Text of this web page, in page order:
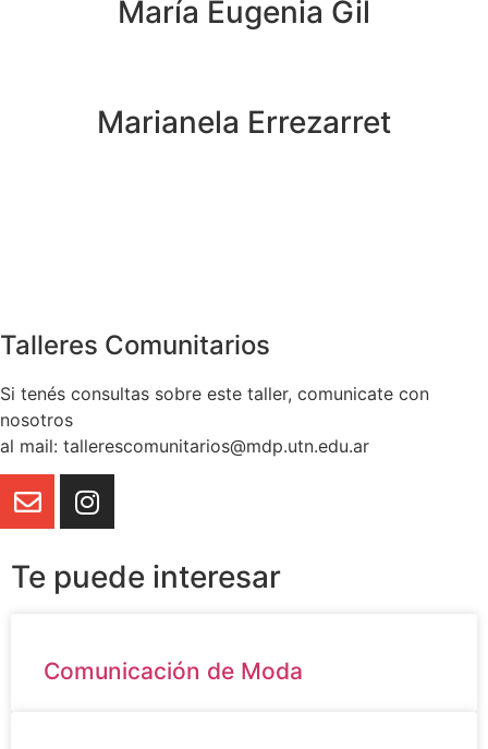
María Eugenia Gil
Marianela Errezarret
Talleres Comunitarios
Si tenés consultas sobre este taller, comunicate con
nosotros
al mail: tallerescomunitarios@mdp.utn.edu.ar
Te puede interesar
Comunicación de Moda